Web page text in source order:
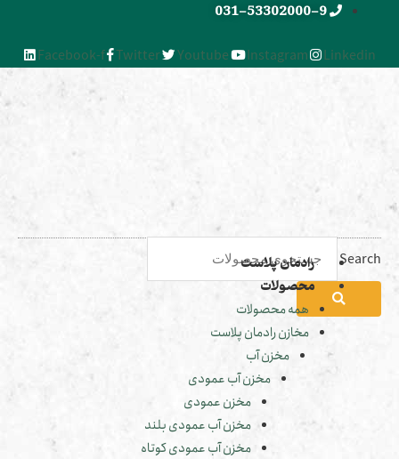
031-53302000-9
Facebook-f Twitter Youtube Instagram
رادمان پلاست
محصولات
همه محصولات
مخازن رادمان پلاست
مخزن آب
مخزن آب عمودی
مخزن عمودی
مخزن آب عمودی بلند
مخزن آب عمودی کوتاه